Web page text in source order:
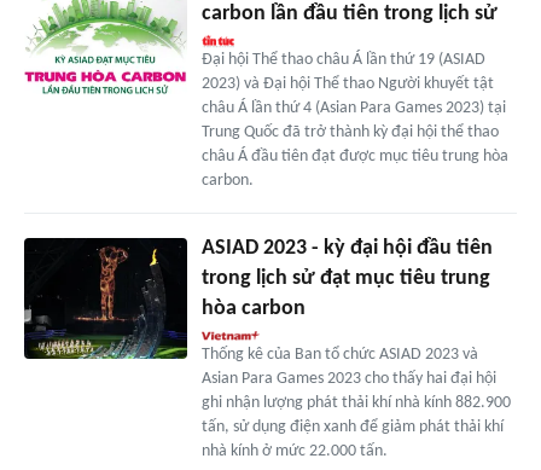
carbon lần đầu tiên trong lịch sử
Đại hội Thể thao châu Á lần thứ 19 (ASIAD
2023) và Đại hội Thể thao Người khuyết tật
châu Á lần thứ 4 (Asian Para Games 2023) tại
Trung Quốc đã trở thành kỳ đại hội thể thao
châu Á đầu tiên đạt được mục tiêu trung hòa
carbon.
ASIAD 2023 - kỳ đại hội đầu tiên
trong lịch sử đạt mục tiêu trung
hòa carbon
Thống kê của Ban tổ chức ASIAD 2023 và
Asian Para Games 2023 cho thấy hai đại hội
ghi nhận lượng phát thải khí nhà kính 882.900
tấn, sử dụng điện xanh để giảm phát thải khí
nhà kính ở mức 22.000 tấn.